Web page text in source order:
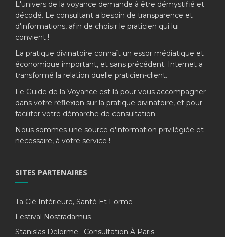
L'univers de la voyance demande à être démystifié et
décodé. Le consultant a besoin de transparence et
d'informations, afin de choisir le praticien qui lui
convient !
La pratique divinatoire connaît un essor médiatique et
économique important, et sans précédent. Internet a
transformé la relation duelle praticien-client.
Le Guide de la Voyance est là pour vous accompagner
dans votre réflexion sur la pratique divinatoire, et pour
faciliter votre démarche de consultation.
Nous sommes une source d'information privilégiée et
nécessaire, à votre service !
SITES PARTENAIRES
Ta Clé Intérieure, Santé Et Forme
Festival Nostradamus
Stanislas Delorme : Consultation À Paris